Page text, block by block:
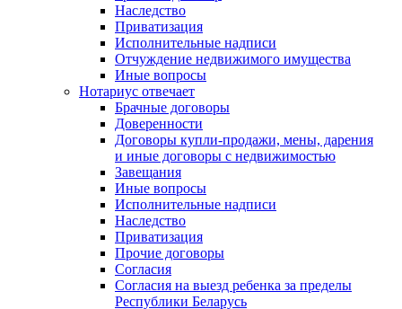
Наследство
Приватизация
Исполнительные надписи
Отчуждение недвижимого имущества
Иные вопросы
Нотариус отвечает
Брачные договоры
Доверенности
Договоры купли-продажи, мены, дарения
и иные договоры с недвижимостью
Завещания
Иные вопросы
Исполнительные надписи
Наследство
Приватизация
Прочие договоры
Согласия
Согласия на выезд ребенка за пределы
Республики Беларусь